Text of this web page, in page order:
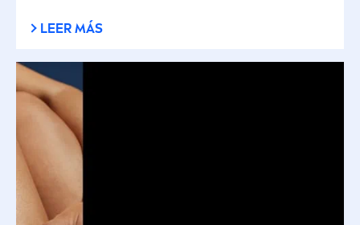
LEER MÁS